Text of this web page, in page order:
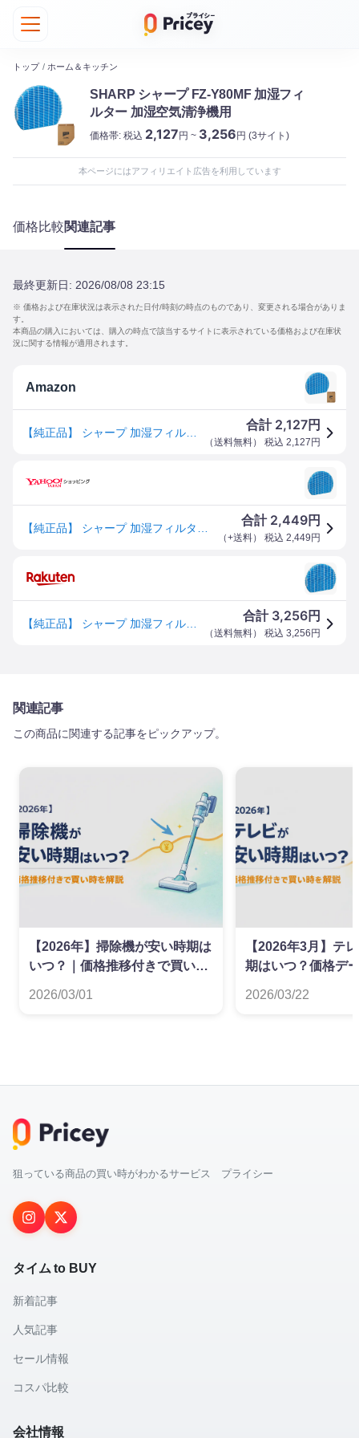
トップ / ホーム＆キッチン
SHARP シャープ FZ-Y80MF 加湿フィ
ルター 加湿空気清浄機用
価格帯: 税込 2,127円 ~ 3,256円 (3サイト)
本ページにはアフィリエイト広告を利用しています
価格比較関連記事
最終更新日: 2026/08/08 23:15
※ 価格および在庫状況は表示された日付/時刻の時点のものであり、変更される場合がありま
す。
本商品の購入においては、購入の時点で該当するサイトに表示されている価格および在庫状
況に関する情報が適用されます。
Amazon
合計 2,127円
（送料無料） 税込 2,127 円
合計 2,449円
（+送料） 税込 2,449 円
合計 3,256円
（送料無料） 税込 3,256 円
関連記事
この商品に関連する記事をピックアップ。
【2026年】掃除機が安い時期は
いつ？｜価格推移付きで買い時
2026/03/01
【2026年3月】テ
期はいつ？価格デ
2026/03/22
狙っている商品の買い時がわかるサービス プライシー
タイム to BUY
新着記事
人気記事
セール情報
コスパ比較
会社情報